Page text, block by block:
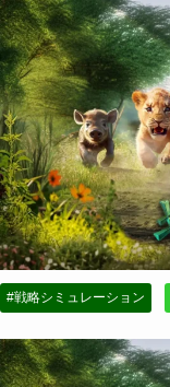
#戦略シミュレーション